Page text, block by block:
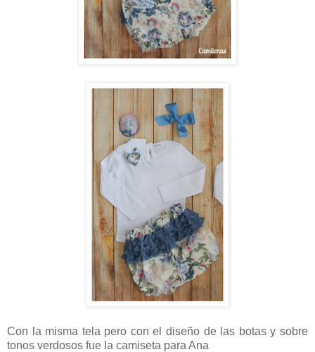
Con la misma tela pero con el diseño de las botas y sobre
tonos verdosos fue la camiseta para Ana